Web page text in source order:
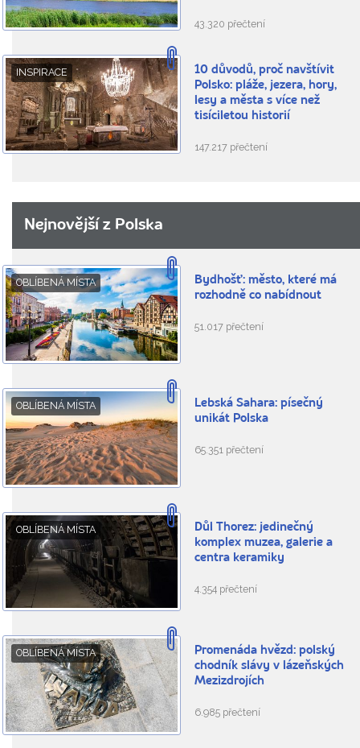
43.320 přečtení
INSPIRACE
10 důvodů, proč navštívit
Polsko: pláže, jezera, hory,
lesy a města s více než
tisíciletou historií
147.217 přečtení
Nejnovější z Polska
OBLÍBENÁ MÍSTA
Bydhošť: město, které má
rozhodně co nabídnout
51.017 přečtení
OBLÍBENÁ MÍSTA
Lebská Sahara: písečný
unikát Polska
65.351 přečtení
OBLÍBENÁ MÍSTA
Důl Thorez: jedinečný
komplex muzea, galerie a
centra keramiky
4.354 přečtení
OBLÍBENÁ MÍSTA
Promenáda hvězd: polský
chodník slávy v lázeňských
Mezizdrojích
6.985 přečtení